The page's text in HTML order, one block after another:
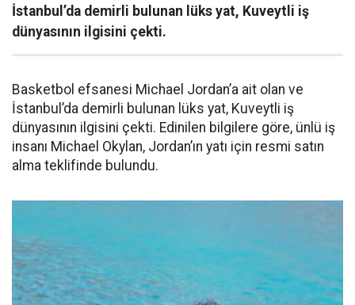
İstanbul’da demirli bulunan lüks yat, Kuveytli iş
dünyasının ilgisini çekti.
Basketbol efsanesi Michael Jordan’a ait olan ve
İstanbul’da demirli bulunan lüks yat, Kuveytli iş
dünyasının ilgisini çekti. Edinilen bilgilere göre, ünlü iş
insanı Michael Okylan, Jordan’ın yatı için resmi satın
alma teklifinde bulundu.